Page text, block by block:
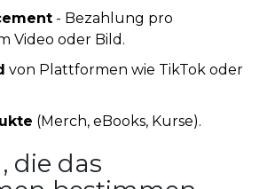
- Bezahlung pro
Video oder Bild.
von Plattformen wie TikTok oder
(Merch, eBooks, Kurse).
die das